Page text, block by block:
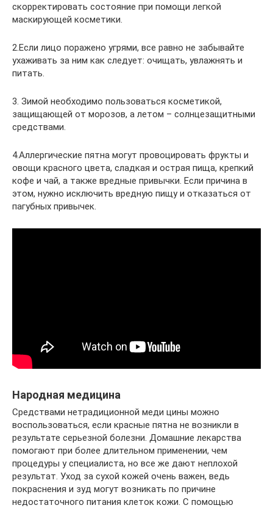
скорректировать состояние при помощи легкой
маскирующей косметики.
2.Если лицо поражено угрями, все равно не забывайте
ухаживать за ним как следует: очищать, увлажнять и
питать.
3. Зимой необходимо пользоваться косметикой,
защищающей от морозов, а летом – солнцезащитными
средствами.
4.Аллергические пятна могут провоцировать фрукты и
овощи красного цвета, сладкая и острая пища, крепкий
кофе и чай, а также вредные привычки. Если причина в
этом, нужно исключить вредную пищу и отказаться от
пагубных привычек.
Народная медицина
Средствами нетрадиционной меди цины можно
воспользоваться, если красные пятна не возникли в
результате серьезной болезни. Домашние лекарства
помогают при более длительном применении, чем
процедуры у специалиста, но все же дают неплохой
результат. Уход за сухой кожей очень важен, ведь
покраснения и зуд могут возникать по причине
недостаточного питания клеток кожи. С помощью